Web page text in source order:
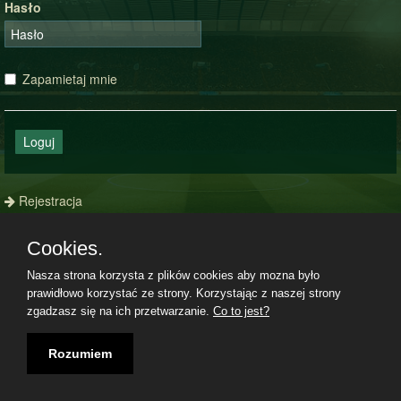
Hasło
Zapamietaj mnie
Loguj
Rejestracja
Regulamin| Polityka prywatności|Kontakt| 06.08.2026, 21:56|
Cookies.
Nasza strona korzysta z plików cookies aby mozna było
prawidłowo korzystać ze strony. Korzystając z naszej strony
zgadzasz się na ich przetwarzanie. Co to jest?
Rozumiem